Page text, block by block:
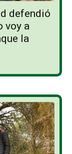
defendió
voy a
la